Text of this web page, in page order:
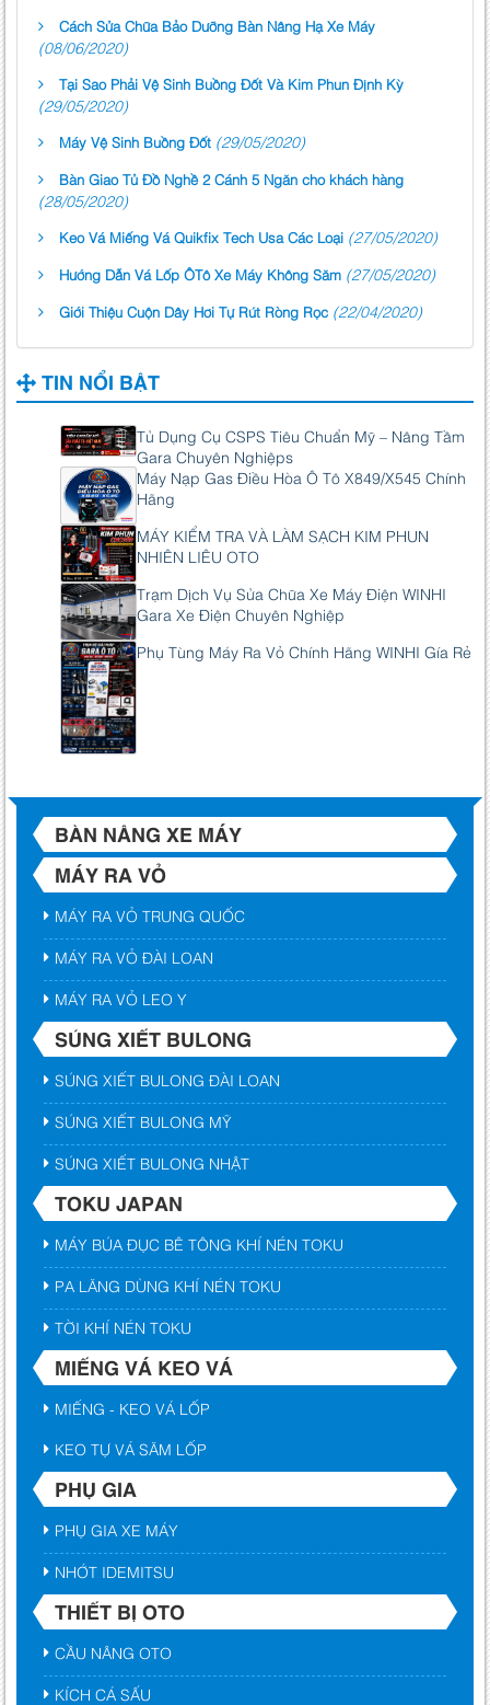
Cách Sửa Chữa Bảo Dưỡng Bàn Nâng Hạ Xe Máy
(08/06/2020)
Tại Sao Phải Vệ Sinh Buồng Đốt Và Kim Phun Định Kỳ
(29/05/2020)
Máy Vệ Sinh Buồng Đốt (29/05/2020)
Bàn Giao Tủ Đồ Nghề 2 Cánh 5 Ngăn cho khách hàng
(28/05/2020)
Keo Vá Miếng Vá Quikfix Tech Usa Các Loại (27/05/2020)
Hướng Dẫn Vá Lốp ÔTô Xe Máy Không Săm (27/05/2020)
Giới Thiệu Cuộn Dây Hơi Tự Rút Ròng Rọc (22/04/2020)
TIN NỔI BẬT
Tủ Dụng Cụ CSPS Tiêu Chuẩn Mỹ – Nâng Tầm
Gara Chuyên Nghiệps
Máy Nạp Gas Điều Hòa Ô Tô X849/X545 Chính
Hãng
MÁY KIỂM TRA VÀ LÀM SẠCH KIM PHUN
NHIÊN LIÊU OTO
Trạm Dịch Vụ Sửa Chữa Xe Máy Điện WINHI
Gara Xe Điện Chuyên Nghiệp
Phụ Tùng Máy Ra Vỏ Chính Hãng WINHI Gía Rẻ
BÀN NÂNG XE MÁY
MÁY RA VỎ
MÁY RA VỎ TRUNG QUỐC
MÁY RA VỎ ĐÀI LOAN
MÁY RA VỎ LEO Y
SÚNG XIẾT BULONG
SÚNG XIẾT BULONG ĐÀI LOAN
SÚNG XIẾT BULONG MỸ
SÚNG XIẾT BULONG NHẬT
TOKU JAPAN
MÁY BÚA ĐỤC BÊ TÔNG KHÍ NÉN TOKU
PA LĂNG DÙNG KHÍ NÉN TOKU
TỜI KHÍ NÉN TOKU
MIẾNG VÁ KEO VÁ
MIẾNG - KEO VÁ LỐP
KEO TỰ VÁ SĂM LỐP
PHỤ GIA
PHỤ GIA XE MÁY
NHỚT IDEMITSU
THIẾT BỊ OTO
CẦU NÂNG OTO
KÍCH CÁ SẤU